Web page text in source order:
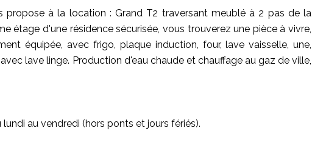
propose à la location : Grand T2 traversant meublé à 2 pas de la
étage d'une résidence sécurisée, vous trouverez une pièce à vivre,
équipée, avec frigo, plaque induction, four, lave vaisselle, une,
lave linge. Production d'eau chaude et chauffage au gaz de ville,
au vendredi (hors ponts et jours fériés).